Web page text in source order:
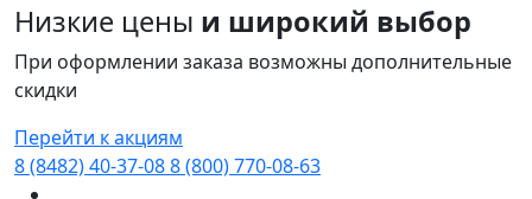
Низкие цены и широкий выбор
При оформлении заказа возможны дополнительные
скидки
Перейти к акциям
8 (8482) 40-37-088 (800) 770-08-63